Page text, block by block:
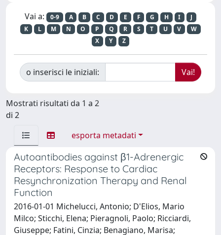
Vai a: 0-9 A B C D E F G H I
J
K
L M N O P Q R S T U V
W
X
Y Z
o inserisci le iniziali:
Mostrati risultati da 1 a 2
di 2
esporta metadati
Autoantibodies against β1-Adrenergic
Receptors: Response to Cardiac
Resynchronization Therapy and Renal
Function
2016-01-01 Michelucci, Antonio; D'Elios, Mario
Milco; Sticchi, Elena; Pieragnoli, Paolo; Ricciardi,
Giuseppe; Fatini, Cinzia; Benagiano, Marisa;